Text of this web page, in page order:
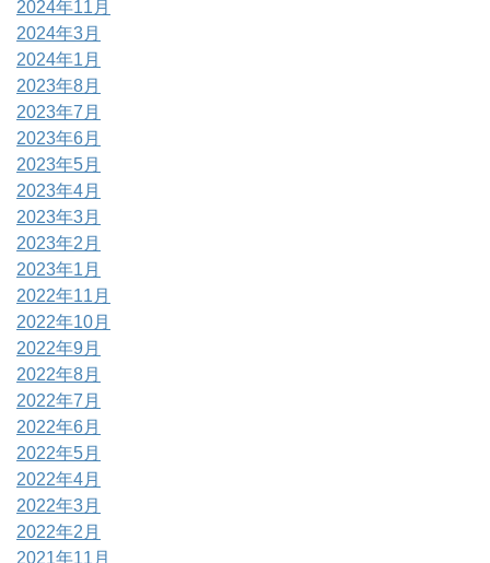
2024年11月
2024年3月
2024年1月
2023年8月
2023年7月
2023年6月
2023年5月
2023年4月
2023年3月
2023年2月
2023年1月
2022年11月
2022年10月
2022年9月
2022年8月
2022年7月
2022年6月
2022年5月
2022年4月
2022年3月
2022年2月
2021年11月